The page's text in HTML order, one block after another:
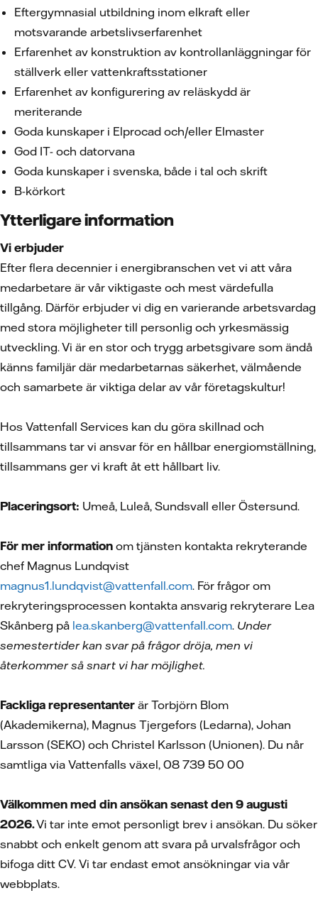
Eftergymnasial utbildning inom elkraft eller
motsvarande arbetslivserfarenhet
Erfarenhet av konstruktion av kontrollanläggningar för
ställverk eller vattenkraftsstationer
Erfarenhet av konfigurering av reläskydd är
meriterande
Goda kunskaper i Elprocad och/eller Elmaster
God IT- och datorvana
Goda kunskaper i svenska, både i tal och skrift
B-körkort
Ytterligare information
Vi erbjuder
Efter flera decennier i energibranschen vet vi att våra
medarbetare är vår viktigaste och mest värdefulla
tillgång. Därför erbjuder vi dig en varierande arbetsvardag
med stora möjligheter till personlig och yrkesmässig
utveckling. Vi är en stor och trygg arbetsgivare som ändå
känns familjär där medarbetarnas säkerhet, välmående
och samarbete är viktiga delar av vår företagskultur!
Hos Vattenfall Services kan du göra skillnad och
tillsammans tar vi ansvar för en hållbar energiomställning,
tillsammans ger vi kraft åt ett hållbart liv.
Placeringsort: Umeå, Luleå, Sundsvall eller Östersund.
För mer information om tjänsten kontakta rekryterande
chef Magnus Lundqvist
magnus1.lundqvist@vattenfall.com. För frågor om
rekryteringsprocessen kontakta ansvarig rekryterare Lea
Skånberg på lea.skanberg@vattenfall.com. Under
semestertider kan svar på frågor dröja, men vi
återkommer så snart vi har möjlighet.
Fackliga representanter är Torbjörn Blom
(Akademikerna), Magnus Tjergefors (Ledarna), Johan
Larsson (SEKO) och Christel Karlsson (Unionen). Du når
samtliga via Vattenfalls växel, 08 739 50 00
Välkommen med din ansökan senast den 9 augusti
2026.Vi tar inte emot personligt brev i ansökan. Du söker
snabbt och enkelt genom att svara på urvalsfrågor och
bifoga ditt CV. Vi tar endast emot ansökningar via vår
webbplats.